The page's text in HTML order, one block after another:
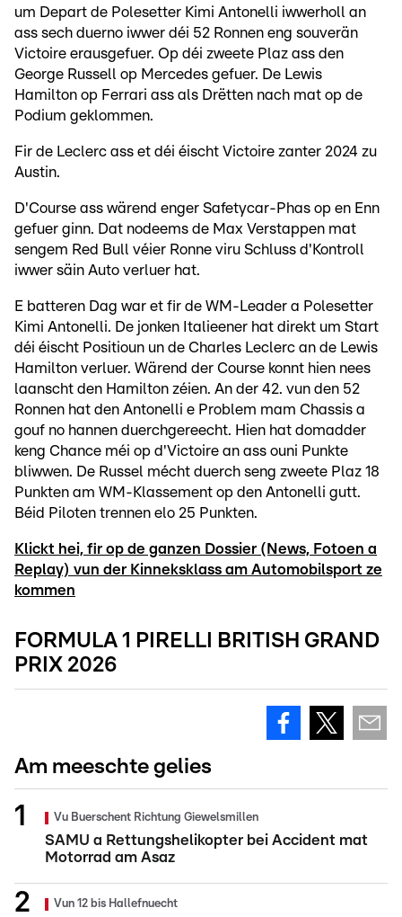
um Depart de Polesetter Kimi Antonelli iwwerholl an
ass sech duerno iwwer déi 52 Ronnen eng souverän
Victoire erausgefuer. Op déi zweete Plaz ass den
George Russell op Mercedes gefuer. De Lewis
Hamilton op Ferrari ass als Drëtten nach mat op de
Podium geklommen.
Fir de Leclerc ass et déi éischt Victoire zanter 2024 zu
Austin.
D'Course ass wärend enger Safetycar-Phas op en Enn
gefuer ginn. Dat nodeems de Max Verstappen mat
sengem Red Bull véier Ronne viru Schluss d'Kontroll
iwwer säin Auto verluer hat.
E batteren Dag war et fir de WM-Leader a Polesetter
Kimi Antonelli. De jonken Italieener hat direkt um Start
déi éischt Positioun un de Charles Leclerc an de Lewis
Hamilton verluer. Wärend der Course konnt hien nees
laanscht den Hamilton zéien. An der 42. vun den 52
Ronnen hat den Antonelli e Problem mam Chassis a
gouf no hannen duerchgereecht. Hien hat domadder
keng Chance méi op d'Victoire an ass ouni Punkte
bliwwen. De Russel mécht duerch seng zweete Plaz 18
Punkten am WM-Klassement op den Antonelli gutt.
Béid Piloten trennen elo 25 Punkten.
Klickt hei, fir op de ganzen Dossier (News, Fotoen a
Replay) vun der Kinneksklass am Automobilsport ze
kommen
FORMULA 1 PIRELLI BRITISH GRAND
PRIX 2026
Am meeschte gelies
Vu Buerschent Richtung Giewelsmillen
SAMU a Rettungshelikopter bei Accident mat
Motorrad am Asaz
Vun 12 bis Hallefnuecht